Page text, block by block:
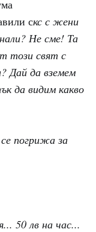
скс с жени
Не сме! Та
този свят с
Дай да вземем
да видим какво
погрижа за
50 лв на час...